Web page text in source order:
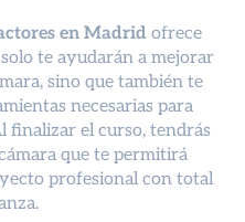
en Madrid ofrece
te ayudarán a mejorar
sino que también te
necesarias para
finalizar el curso, tendrás
que te permitirá
profesional con total